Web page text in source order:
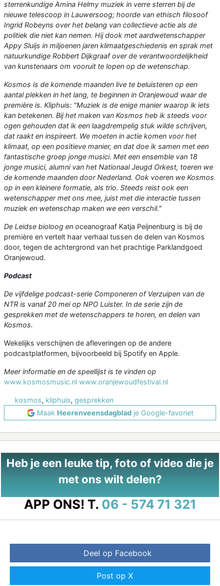
sterrenkundige Amina Helmy muziek in verre sterren bij de
nieuwe telescoop in Lauwersoog; hoorde van ethisch filosoof
Ingrid Robeyns over het belang van collectieve actie als de
politiek die niet kan nemen. Hij dook met aardwetenschapper
Appy Sluijs in miljoenen jaren klimaatgeschiedenis en sprak met
natuurkundige Robbert Dijkgraaf over de verantwoordelijkheid
van kunstenaars om vooruit te lopen op de wetenschap.
Kosmos is de komende maanden live te beluisteren op een
aantal plekken in het lang, te beginnen in Oranjewoud waar de
première is. Kliphuis: "Muziek is de enige manier waarop ik iets
kan betekenen. Bij het maken van Kosmos heb ik steeds voor
ogen gehouden dat ik een laagdrempelig stuk wilde schrijven,
dat raakt en inspireert. We moeten in actie komen voor het
klimaat, op een positieve manier, en dat doe ik samen met een
fantastische groep jonge musici. Met een ensemble van 18
jonge musici, alumni van het Nationaal Jeugd Orkest, toeren we
de komende maanden door Nederland. Ook voeren we Kosmos
op in een kleinere formatie, als trio. Steeds reist ook een
wetenschapper met ons mee, juist met die interactie tussen
muziek en wetenschap maken we een verschil."
De Leidse bioloog en oceanograaf Katja Peijnenburg is bij de
première en vertelt haar verhaal tussen de delen van Kosmos
door, tegen de achtergrond van het prachtige Parklandgoed
Oranjewoud.
Podcast
De vijfdelige podcast-serie Componeren of Verzuipen van de
NTR is vanaf 20 mei op NPO Luister. In de serie zijn de
gesprekken met de wetenschappers te horen, en delen van
Kosmos.
Wekelijks verschijnen de afleveringen op de andere
podcastplatformen, bijvoorbeeld bij Spotify en Apple.
Meer informatie en de speellijst is te vinden op
www.kosmosmusic.nl www.oranjewoudfestival.nl
kosmos, kliphuis, gesprekken
Maak Heerenveensdagbladje Google-favoriet
Heb je een leuke tip, foto of video die je
met ons wilt delen?
APP ONS! T. 06 - 574 71 321
Deel op Facebook
Post op X